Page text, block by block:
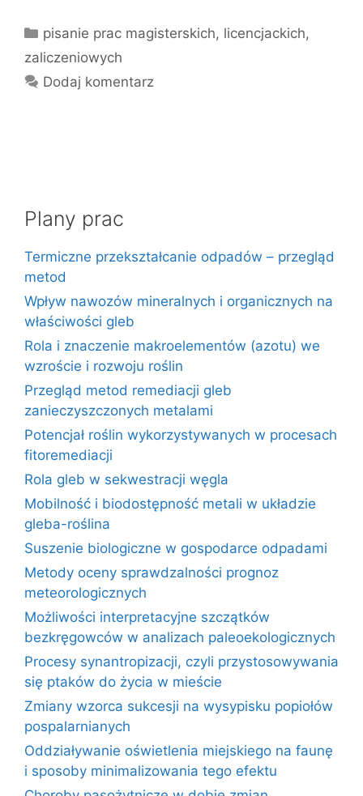
Kategorie
pisanie prac magisterskich, licencjackich,
zaliczeniowych
Dodaj komentarz
Plany prac
Termiczne przekształcanie odpadów – przegląd
metod
Wpływ nawozów mineralnych i organicznych na
właściwości gleb
Rola i znaczenie makroelementów (azotu) we
wzroście i rozwoju roślin
Przegląd metod remediacji gleb
zanieczyszczonych metalami
Potencjał roślin wykorzystywanych w procesach
fitoremediacji
Rola gleb w sekwestracji węgla
Mobilność i biodostępność metali w układzie
gleba-roślina
Suszenie biologiczne w gospodarce odpadami
Metody oceny sprawdzalności prognoz
meteorologicznych
Możliwości interpretacyjne szczątków
bezkręgowców w analizach paleoekologicznych
Procesy synantropizacji, czyli przystosowywania
się ptaków do życia w mieście
Zmiany wzorca sukcesji na wysypisku popiołów
pospalarnianych
Oddziaływanie oświetlenia miejskiego na faunę
i sposoby minimalizowania tego efektu